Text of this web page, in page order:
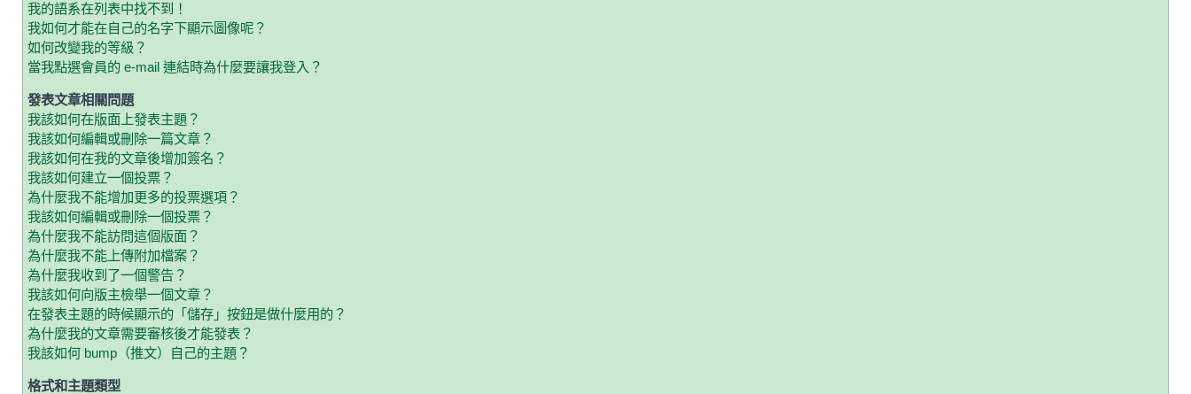
我的語系在列表中找不到！
我如何才能在自己的名字下顯示圖像呢？
如何改變我的等級？
當我點選會員的 e-mail 連結時為什麼要讓我登入？
發表文章相關問題
我該如何在版面上發表主題？
我該如何編輯或刪除一篇文章？
我該如何在我的文章後增加簽名？
我該如何建立一個投票？
為什麼我不能增加更多的投票選項？
我該如何編輯或刪除一個投票？
為什麼我不能訪問這個版面？
為什麼我不能上傳附加檔案？
為什麼我收到了一個警告？
我該如何向版主檢舉一個文章？
在發表主題的時候顯示的「儲存」按鈕是做什麼用的？
為什麼我的文章需要審核後才能發表？
我該如何 bump（推文）自己的主題？
格式和主題類型